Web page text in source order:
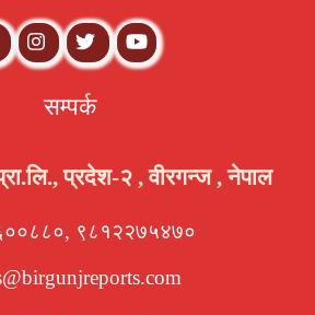
सम्पर्क
प्रदेश-२ , वीरगन्ज , नेपाल
९८१२२७५४७०